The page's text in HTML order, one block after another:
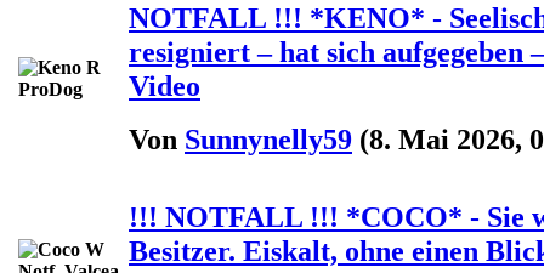
NOTFALL !!! *KENO* -
resigniert – hat sich aufgegeben
Video
Von Sunnynelly59 (8. Mai 2026,
!!! NOTFALL !!! *COCO* - Sie
Besitzer. Eiskalt, ohne einen